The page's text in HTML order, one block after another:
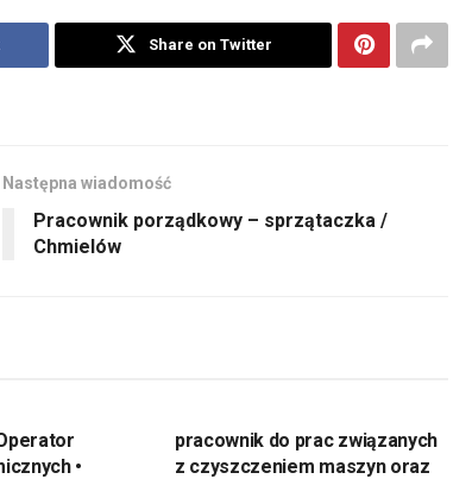
Share on Twitter
Następna wiadomość
Pracownik porządkowy – sprzątaczka /
Chmielów
•
pracownik do prac związanych
z czyszczeniem maszyn oraz